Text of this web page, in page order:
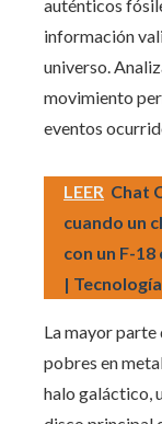
auténticos
información
universo.
movimiento
eventos
LEER Chat
cuando un
con un F-
| Tecnología
La mayor parte
pobres en
halo galáctico,